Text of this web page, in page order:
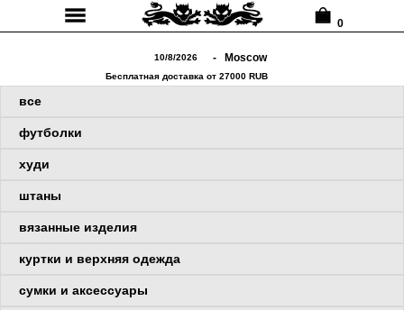
0
10/8/2026
Бесплатная доставка от 27000 RUB
-⠀ Moscow
⠀⠀все
⠀⠀футболки
⠀⠀куртки и верхняя одежда
⠀⠀штаны
⠀⠀сумки и аксессуары
⠀⠀вязанные изделия
⠀⠀худи